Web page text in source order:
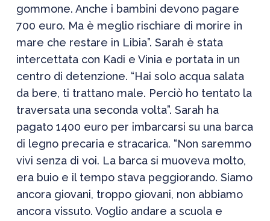
gommone. Anche i bambini devono pagare
700 euro. Ma è meglio rischiare di morire in
mare che restare in Libia”. Sarah è stata
intercettata con Kadi e Vinia e portata in un
centro di detenzione. “Hai solo acqua salata
da bere, ti trattano male. Perciò ho tentato la
traversata una seconda volta”. Sarah ha
pagato 1400 euro per imbarcarsi su una barca
di legno precaria e stracarica. “Non saremmo
vivi senza di voi. La barca si muoveva molto,
era buio e il tempo stava peggiorando. Siamo
ancora giovani, troppo giovani, non abbiamo
ancora vissuto. Voglio andare a scuola e